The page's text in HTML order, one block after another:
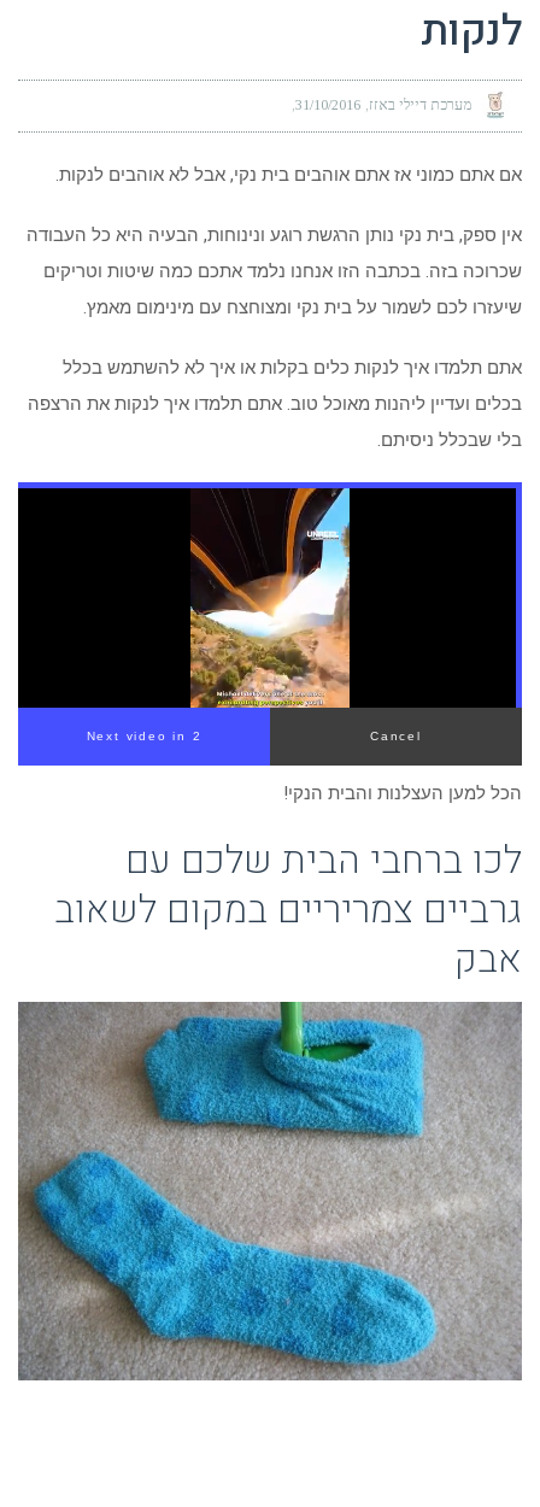
לנקות
מערכת דיילי באזז 31/10/2016
אם אתם כמוני אז אתם אוהבים בית נקי, אבל לא אוהבים לנקות.
אין ספק, בית נקי נותן הרגשת רוגע ונינוחות, הבעיה היא כל העבודה
שכרוכה בזה. בכתבה הזו אנחנו נלמד אתכם כמה שיטות וטריקים
שיעזרו לכם לשמור על בית נקי ומצוחצח עם מינימום מאמץ.
אתם תלמדו איך לנקות כלים בקלות או איך לא להשתמש בכלל
בכלים ועדיין ליהנות מאוכל טוב. אתם תלמדו איך לנקות את הרצפה
בלי שבכלל ניסיתם.
הכל למען העצלנות והבית הנקי!
לכו ברחבי הבית שלכם עם
גרביים צמריריים במקום לשאוב
אבק